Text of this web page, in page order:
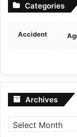
Categories
Accident
Archives